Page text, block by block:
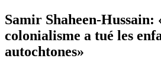
Samir Shaheen-Hussain:
colonialisme a tué les
autochtones»